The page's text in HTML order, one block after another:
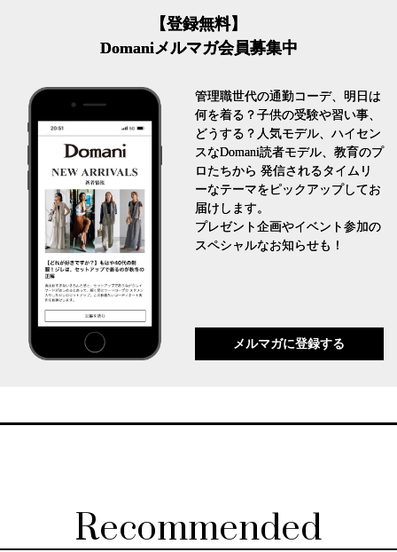
【登録無料】
Domaniメルマガ会員募集中
管理職世代の通勤コーデ、明日は
何を着る？子供の受験や習い事、
どうする？人気モデル、ハイセン
スなDomani読者モデル、教育のプ
ロたちから 発信されるタイムリ
ーなテーマをピックアップしてお
届けします。
プレゼント企画やイベント参加の
スペシャルなお知らせも！
メルマガに登録する
Recommended